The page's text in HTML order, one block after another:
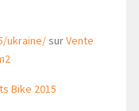
ukraine/surVente
Bike 2015